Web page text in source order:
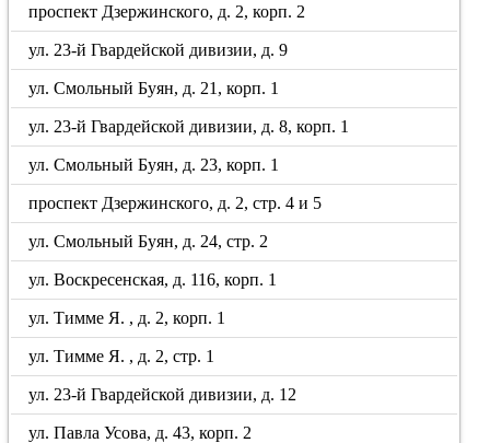
проспект Дзержинского, д. 2, корп. 2
ул. 23-й Гвардейской дивизии, д. 9
ул. Смольный Буян, д. 21, корп. 1
ул. 23-й Гвардейской дивизии, д. 8, корп. 1
ул. Смольный Буян, д. 23, корп. 1
проспект Дзержинского, д. 2, стр. 4 и 5
ул. Смольный Буян, д. 24, стр. 2
ул. Воскресенская, д. 116, корп. 1
ул. Тимме Я. , д. 2, корп. 1
ул. Тимме Я. , д. 2, стр. 1
ул. 23-й Гвардейской дивизии, д. 12
ул. Павла Усова, д. 43, корп. 2